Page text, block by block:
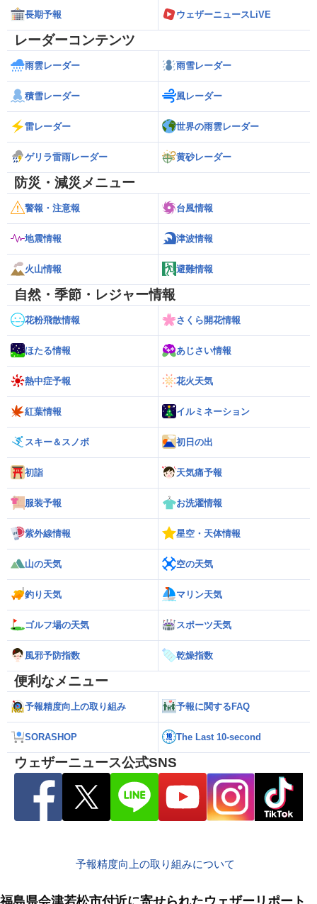
長期予報 ウェザーニュースLiVE
レーダーコンテンツ
雨雲レーダー 雨雪レーダー
積雪レーダー 風レーダー
雷レーダー 世界の雨雲レーダー
ゲリラ雷雨レーダー 黄砂レーダー
防災・減災メニュー
警報・注意報 台風情報
地震情報 津波情報
火山情報 避難情報
自然・季節・レジャー情報
花粉飛散情報 さくら開花情報
ほたる情報 あじさい情報
熱中症予報 花火天気
紅葉情報 イルミネーション
スキー＆スノボ 初日の出
初詣 天気痛予報
服装予報 お洗濯情報
紫外線情報 星空・天体情報
山の天気 空の天気
釣り天気 マリン天気
ゴルフ場の天気 スポーツ天気
風邪予防指数 乾燥指数
便利なメニュー
予報精度向上の取り組み 予報に関するFAQ
SORASHOP The Last 10-second
ウェザーニュース公式SNS
予報精度向上の取り組みについて
福島県会津若松市付近に寄せられたウェザーリポート